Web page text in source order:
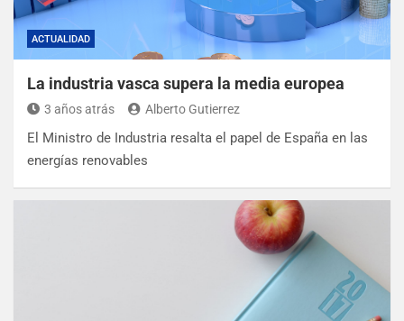
ACTUALIDAD
La industria vasca supera la media europea
3 años atrás Alberto Gutierrez
El Ministro de Industria resalta el papel de España en las
energías renovables